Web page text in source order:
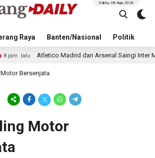
Raya Banten/Nasional Politik
Sabtu, 08 Agu 2026
lalu Atletico Madrid dan Arsenal Saingi Inter Milan
Bersenjata
Motor